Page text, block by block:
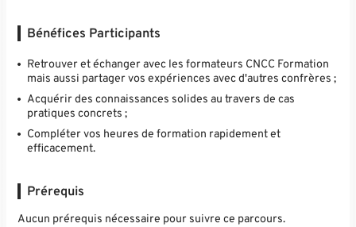
Bénéfices Participants
Retrouver et échanger avec les formateurs CNCC Formation
mais aussi partager vos expériences avec d'autres confrères ;
Acquérir des connaissances solides au travers de cas
pratiques concrets ;
Compléter vos heures de formation rapidement et
efficacement.
Prérequis
Aucun prérequis nécessaire pour suivre ce parcours.